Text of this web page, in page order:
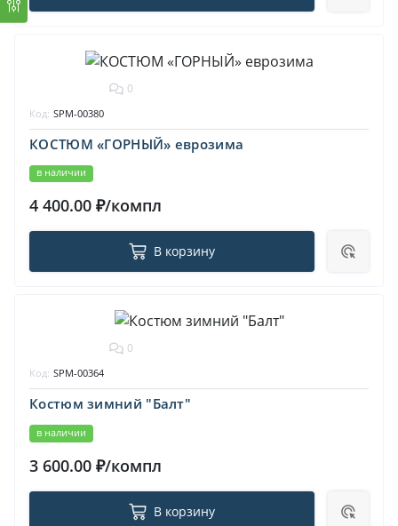
0
КОСТЮМ «ГОРНЫЙ» еврозима
в наличии
Код: SPM-00380
4 400.00 ₽/компл
В корзину
0
Костюм зимний "Балт"
в наличии
Код: SPM-00364
3 600.00 ₽/компл
В корзину